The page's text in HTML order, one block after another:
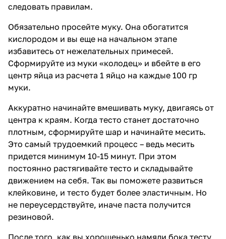
следовать правилам.
Обязательно просейте муку. Она обогатится
кислородом и вы еще на начальном этапе
избавитесь от нежелательных примесей.
Сформируйте из муки «колодец» и вбейте в его
центр яйца из расчета 1 яйцо на каждые 100 гр
муки.
Аккуратно начинайте вмешивать муку, двигаясь от
центра к краям. Когда тесто станет достаточно
плотным, сформируйте шар и начинайте месить.
Это самый трудоемкий процесс – ведь месить
придется минимум 10-15 минут. При этом
постоянно растягивайте тесто и складывайте
движением на себя. Так вы поможете развиться
клейковине, и тесто будет более эластичным. Но
не переусердствуйте, иначе паста получится
резиновой.
После того, как вы хорошенько намяли бока тесту,